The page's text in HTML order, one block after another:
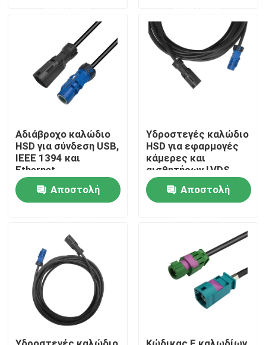
Σχετικά με εμάς
Ξενάγηση στο εργοστάσιο
Ελεγχος ποιότητας
Επικοινωνήστε μαζί μας
Ζητήστε μια προσφορά
Συνδετήρας PCB FAKRA
Μίνι συνδετήρες FAKRA
Αδιάβροχο καλώδιο
HSD για σύνδεση USB,
IEEE 1394 και
Ethernet
Αποστολή
Υδροστεγές καλώδιο
HSD για εφαρμογές
κάμερες και
αισθητήρων LVDS
Αποστολή